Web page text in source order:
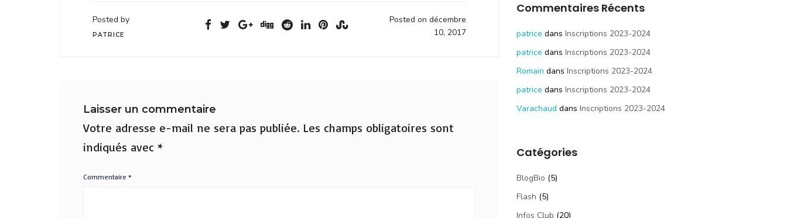
Posted by
PATRICE
Posted on décembre
10, 2017
Laisser un commentaire
Votre adresse e-mail ne sera pas publiée. Les champs obligatoires sont
indiqués avec *
Commentaire *
Commentaires Récents
patrice dans Inscriptions 2023-2024
patrice dans Inscriptions 2023-2024
Romain dans Inscriptions 2023-2024
patrice dans Inscriptions 2023-2024
Varachaud dans Inscriptions 2023-2024
Catégories
BlogBio (5)
Flash (5)
Infos Club (20)